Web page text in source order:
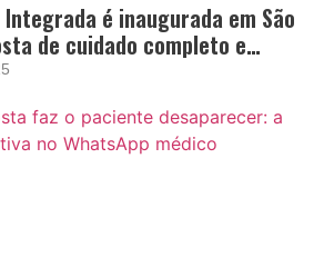
Integrada é inaugurada em São
de cuidado completo e